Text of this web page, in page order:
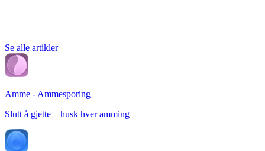
Se alle artikler
Amme - Ammesporing
Slutt å gjette – husk hver amming